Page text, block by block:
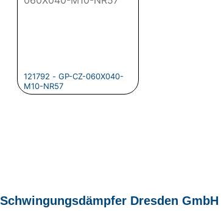
121792 - GP-CZ-060X040-
M10-NR57
Schwingungsdämpfer Dresden GmbH